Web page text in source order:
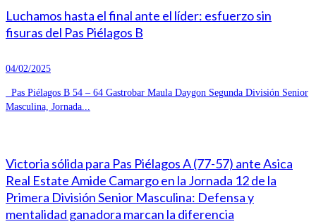
Luchamos hasta el final ante el líder: esfuerzo sin
fisuras del Pas Piélagos B
04/02/2025
Pas Piélagos B 54 – 64 Gastrobar Maula Daygon Segunda División Senior
Masculina, Jornada...
Victoria sólida para Pas Piélagos A (77-57) ante Asica
Real Estate Amide Camargo en la Jornada 12 de la
Primera División Senior Masculina: Defensa y
mentalidad ganadora marcan la diferencia